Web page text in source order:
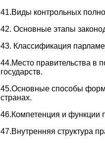
41.Виды контрольных
42. Основные этапы
43. Классификация
44.Место правительства в
государств.
45.Основные способы
странах.
46.Компетенция и функции
47.Внутренняя структура